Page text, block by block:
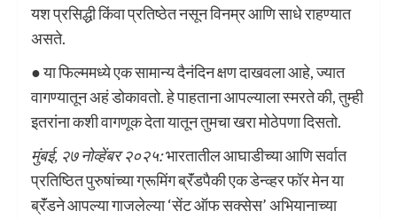
यश प्रसिद्धी किंवा प्रतिष्ठेत नसून विनम्र आणि साधे राहण्यात
असते.
● या फिल्ममध्ये एक सामान्य दैनंदिन क्षण दाखवला आहे, ज्यात
वागण्यातून अहं डोकावतो. हे पाहताना आपल्याला स्मरते की, तुम्ही
इतरांना कशी वागणूक देता यातून तुमचा खरा मोठेपणा दिसतो.
मुंबई, २७ नोव्हेंबर २०२५:भारतातील आघाडीच्या आणि सर्वात
प्रतिष्ठित पुरुषांच्या ग्रूमिंग ब्रॅंडपैकी एक डेन्व्हर फॉर मेन या
ब्रॅंडने आपल्या गाजलेल्या ‘सेंट ऑफ सक्सेस’ अभियानाच्या